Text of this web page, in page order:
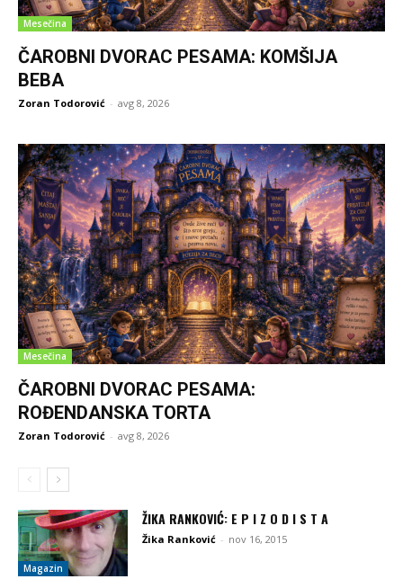
Mesečina
ČAROBNI DVORAC PESAMA: KOMŠIJA
BEBA
Zoran Todorović - avg 8, 2026
Mesečina
ČAROBNI DVORAC PESAMA:
ROĐENDANSKA TORTA
Zoran Todorović - avg 8, 2026
Magazin
ŽIKA RANKOVIĆ: E P I Z O D I S T A
Žika Ranković - nov 16, 2015